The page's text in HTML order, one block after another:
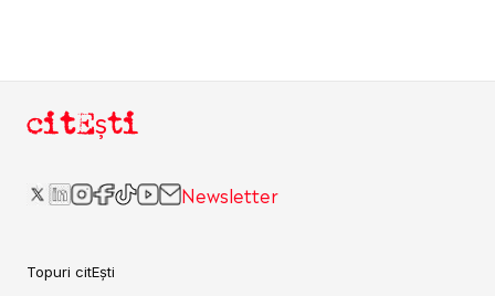
citEști
Newsletter
Topuri citEști